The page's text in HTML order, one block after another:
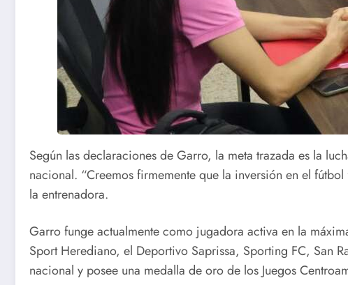
Según las declaraciones de Garro, la meta trazada es la
nacional. “Creemos firmemente que la inversión en el
la entrenadora.
Garro funge actualmente como jugadora activa en la
Sport Herediano, el Deportivo Saprissa, Sporting FC, San
nacional y posee una medalla de oro de los Juegos